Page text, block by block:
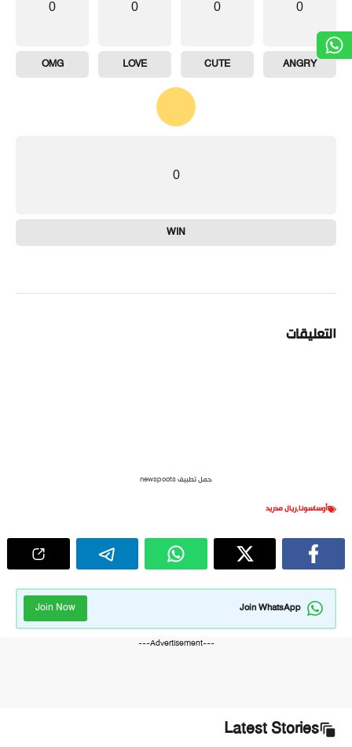
0
ANGRY
0
CUTE
0
LOVE
0
OMG
0
WIN
التعليقات
حمل تطبيق newspoots
أوساسونا,ريال مدريد
Join WhatsApp
Join Now
---Advertisement---
Latest Stories